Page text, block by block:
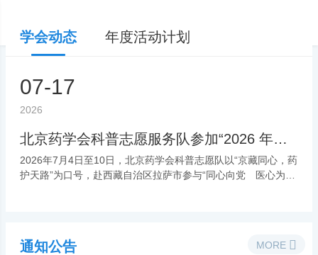
学会动态 年度活动计划
07-17
2026
北京药学会科普志愿服务队参加“2026 年同心共铸中国心—西藏拉萨青藏铁路沿线医疗公益活动” 活动报道
2026年7月4日至10日，北京药学会科普志愿队以“京藏同心，药
护天路”为口号，赴西藏自治区拉萨市参与“同心向党 医心为
通知公告 MORE